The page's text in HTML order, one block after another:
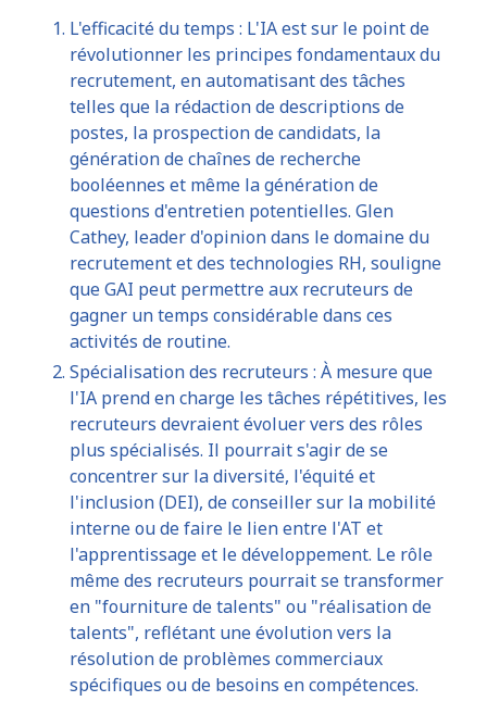
L'efficacité du temps : L'IA est sur le point de
révolutionner les principes fondamentaux du
recrutement, en automatisant des tâches
telles que la rédaction de descriptions de
postes, la prospection de candidats, la
génération de chaînes de recherche
booléennes et même la génération de
questions d'entretien potentielles. Glen
Cathey, leader d'opinion dans le domaine du
recrutement et des technologies RH, souligne
que GAI peut permettre aux recruteurs de
gagner un temps considérable dans ces
activités de routine.
Spécialisation des recruteurs : À mesure que
l'IA prend en charge les tâches répétitives, les
recruteurs devraient évoluer vers des rôles
plus spécialisés. Il pourrait s'agir de se
concentrer sur la diversité, l'équité et
l'inclusion (DEI), de conseiller sur la mobilité
interne ou de faire le lien entre l'AT et
l'apprentissage et le développement. Le rôle
même des recruteurs pourrait se transformer
en "fourniture de talents" ou "réalisation de
talents", reflétant une évolution vers la
résolution de problèmes commerciaux
spécifiques ou de besoins en compétences.